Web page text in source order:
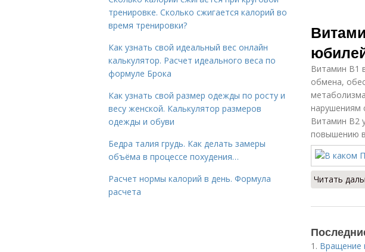
Витамин В1
обмена,
нарушениям
Витамин В2
повышению
Читать
1. Вращение
тренировке. Сколько сжигается калорий во
время тренировки?
Как узнать свой идеальный вес онлайн
калькулятор. Расчет идеального веса по
формуле Брока
Как узнать свой размер одежды по росту и
весу женской. Калькулятор размеров
одежды и обуви
Бедра талия грудь. Как делать замеры
объёма в процессе похудения…
Расчет нормы калорий в день. Формула
расчета